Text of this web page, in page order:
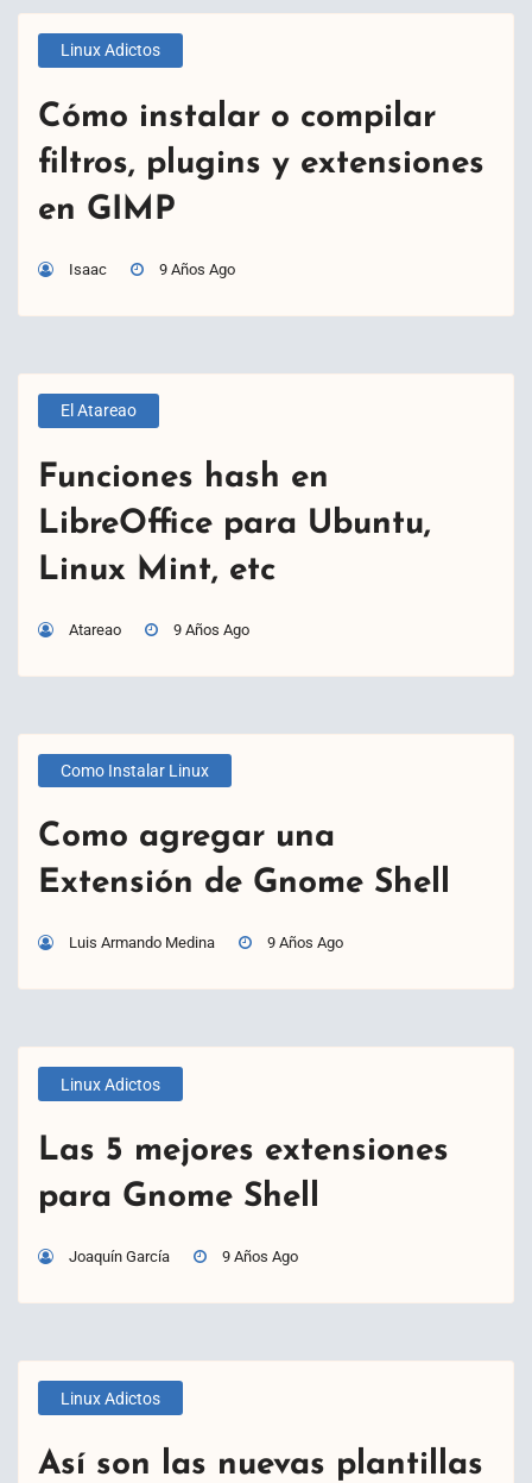
Linux Adictos
Cómo instalar o compilar
filtros, plugins y extensiones
en GIMP
Isaac 9 Años Ago
El Atareao
Funciones hash en
LibreOffice para Ubuntu,
Linux Mint, etc
Atareao 9 Años Ago
Como Instalar Linux
Como agregar una
Extensión de Gnome Shell
Luis Armando Medina 9 Años Ago
Linux Adictos
Las 5 mejores extensiones
para Gnome Shell
Joaquín García 9 Años Ago
Linux Adictos
Así son las nuevas plantillas